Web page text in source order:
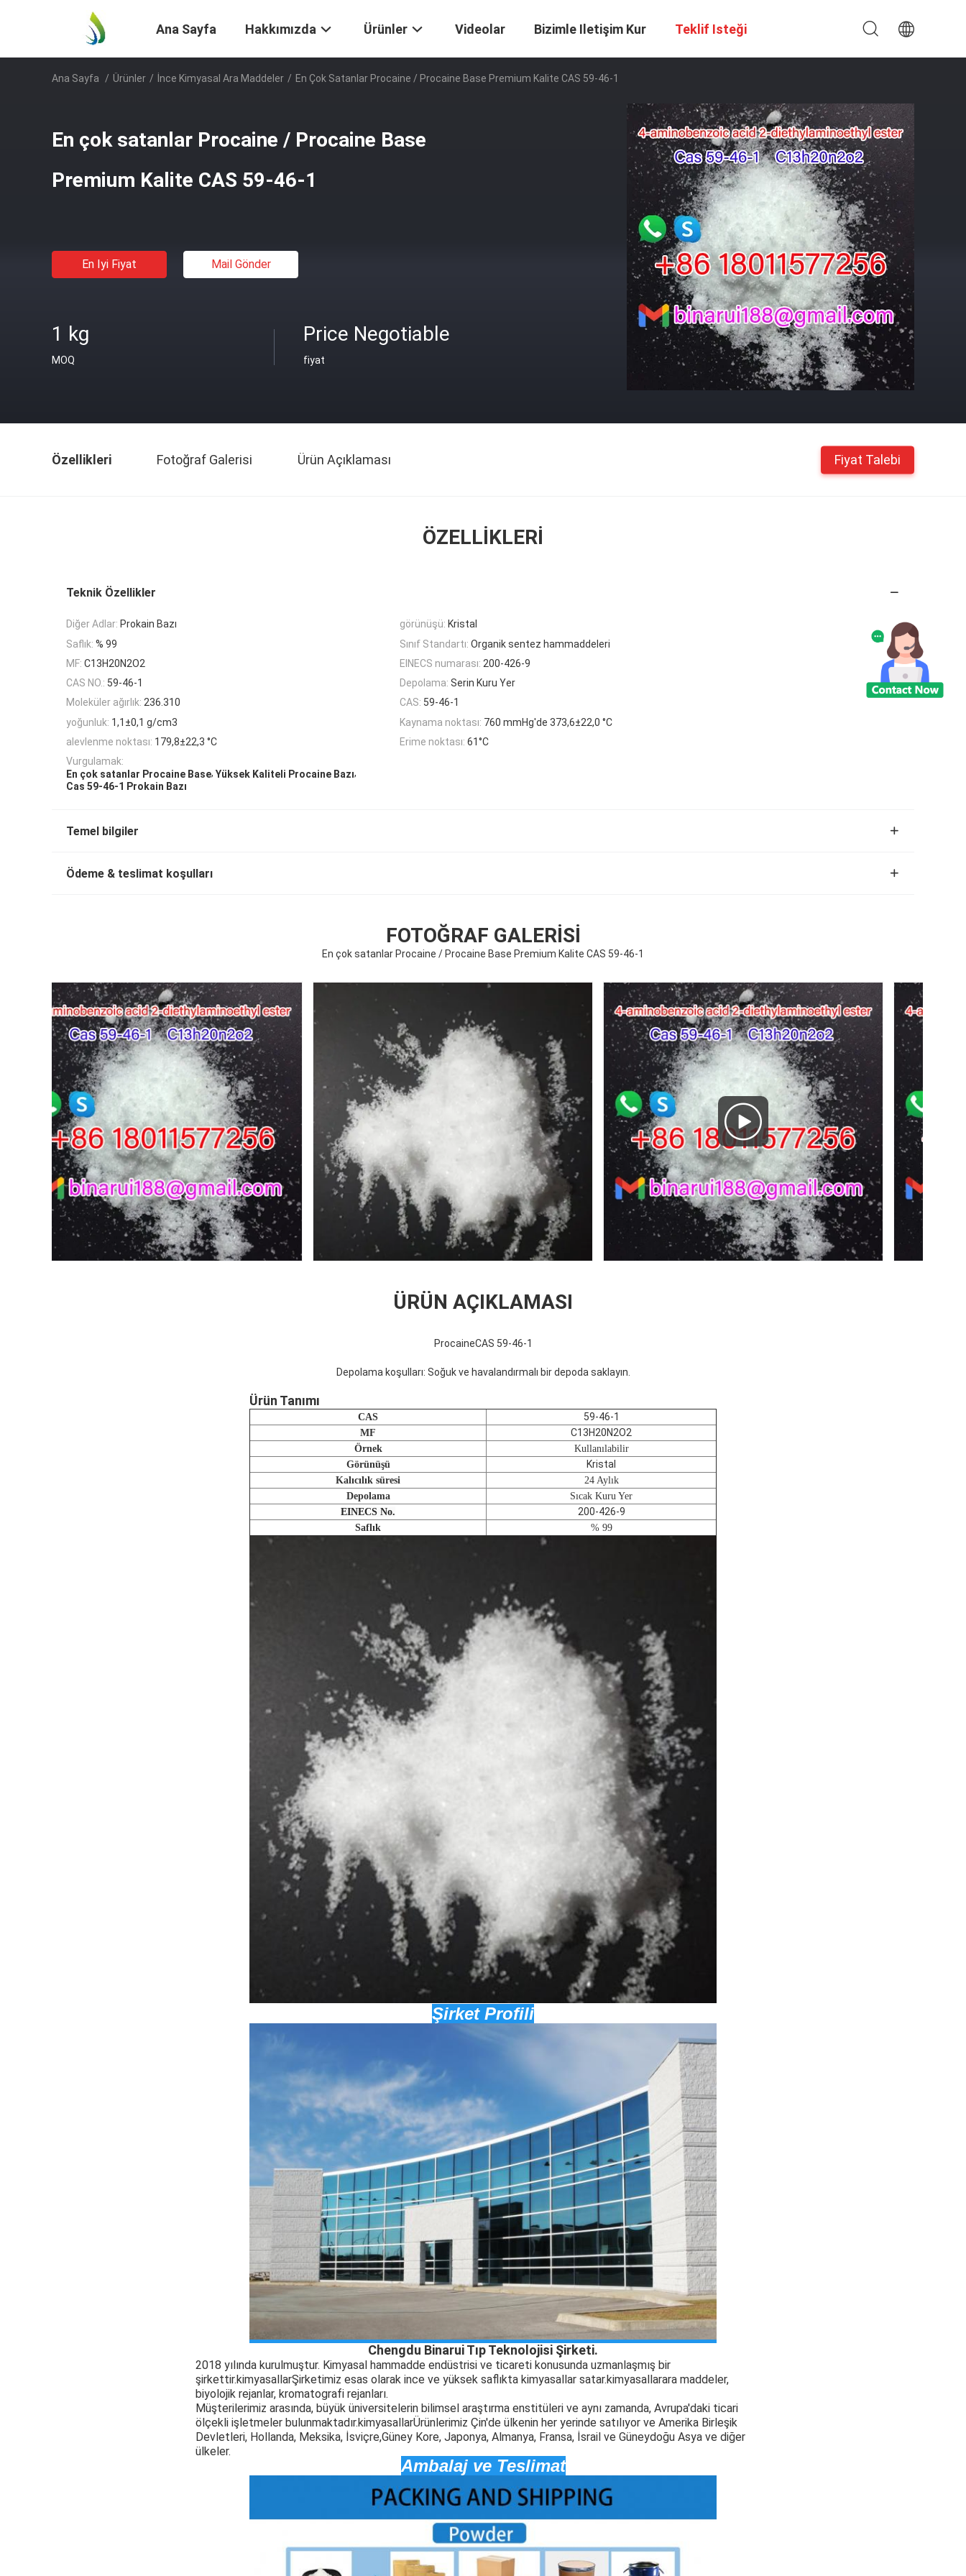
Ana Sayfa Hakkımızda Ürünler Videolar Bizimle Iletişim Kur Teklif Isteği
Ana Sayfa / Ürünler / İnce Kimyasal Ara Maddeler / En Çok Satanlar Procaine / Procaine Base Premium Kalite CAS 59-46-1
En çok satanlar Procaine / Procaine Base
Premium Kalite CAS 59-46-1
En Iyi Fiyat Mail Gönder
1 kg
MOQ
Price Negotiable
fiyat
Özellikleri Fotoğraf Galerisi Ürün Açıklaması Fiyat Talebi
ÖZELLIKLERI
Teknik Özellikler
Diğer Adlar: Prokain Bazı görünüşü: Kristal
Saflık: % 99 Sınıf Standartı: Organik sentez hammaddeleri
MF: C13H20N2O2 EINECS numarası: 200-426-9
CAS NO.: 59-46-1 Depolama: Serin Kuru Yer
Moleküler ağırlık: 236.310 CAS: 59-46-1
yoğunluk: 1,1±0,1 g/cm3 Kaynama noktası: 760 mmHg'de 373,6±22,0 °C
alevlenme noktası: 179,8±22,3 °C Erime noktası: 61°C
Vurgulamak:
En çok satanlar Procaine Base, Yüksek Kaliteli Procaine Bazı,
Cas 59-46-1 Prokain Bazı
Temel bilgiler
Ödeme & teslimat koşulları
FOTOĞRAF GALERISI
En çok satanlar Procaine / Procaine Base Premium Kalite CAS 59-46-1
ÜRÜN AÇIKLAMASI
ProcaineCAS 59-46-1
Depolama koşulları: Soğuk ve havalandırmalı bir depoda saklayın.
Ürün Tanımı
CAS 59-46-1
MF C13H20N2O2
Örnek
Kullanılabilir
Görünüşü
Kristal
Kalıcılık süresi
24 Aylık
Depolama
Sıcak Kuru Yer
EINECS No.
200-426-9
Saflık % 99
Şirket Profili
Chengdu Binarui Tıp Teknolojisi Şirketi.
2018 yılında kurulmuştur. Kimyasal hammadde endüstrisi ve ticareti konusunda uzmanlaşmış bir
şirkettir.kimyasallarŞirketimiz esas olarak ince ve yüksek saflıkta kimyasallar satar.kimyasallarara maddeler,
biyolojik rejanlar, kromatografi rejanları.
Müşterilerimiz arasında, büyük üniversitelerin bilimsel araştırma enstitüleri ve aynı zamanda, Avrupa'daki ticari
ölçekli işletmeler bulunmaktadır.kimyasallarÜrünlerimiz Çin'de ülkenin her yerinde satılıyor ve Amerika Birleşik
Devletleri, Hollanda, Meksika, İsviçre,Güney Kore, Japonya, Almanya, Fransa, İsrail ve Güneydoğu Asya ve diğer
ülkeler.
Ambalaj ve Teslimat